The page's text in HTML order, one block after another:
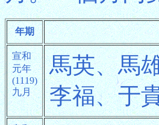
年期
宣和
元年
(1119)
九月
馬英、馬
李福、于